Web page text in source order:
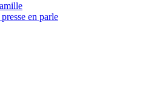
en parle